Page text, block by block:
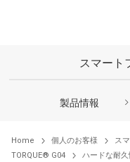
スマート
製品情報
Home 個人のお客様 ス
TORQUE® G04
ハードな耐